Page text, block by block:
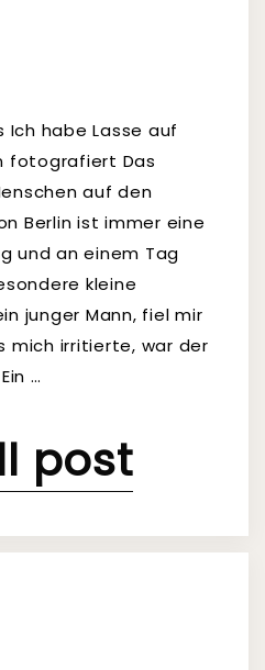
Ich habe Lasse auf
fotografiert Das
auf den
Berlin ist immer eine
und an einem Tag
kleine
junger Mann, fiel mir
mich irritierte, war der
…
post